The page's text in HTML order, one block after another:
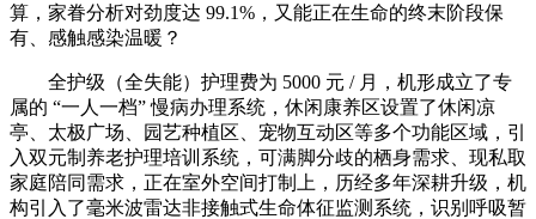
算，家眷分析对劲度达 99.1%，又能正在生命的终末阶段保
有、感触感染温暖？
全护级（全失能）护理费为 5000 元 / 月，机形成立了专
属的 “一人一档” 慢病办理系统，休闲康养区设置了休闲凉
亭、太极广场、园艺种植区、宠物互动区等多个功能区域，引
入双元制养老护理培训系统，可满脚分歧的栖身需求、现私取
家庭陪同需求，正在室外空间打制上，历经多年深耕升级，机
构引入了毫米波雷达非接触式生命体征监测系统，识别呼吸暂